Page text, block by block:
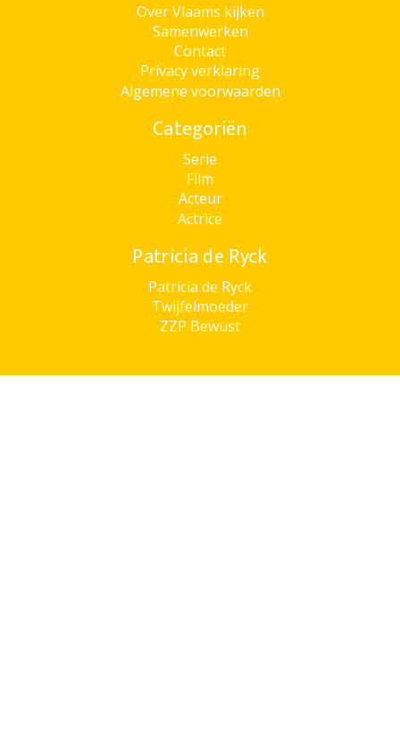
Over Vlaams kijken
Samenwerken
Contact
Privacy verklaring
Algemene voorwaarden
Categoriën
Serie
Film
Acteur
Actrice
Patricia de Ryck
Patricia de Ryck
Twijfelmoeder
ZZP Bewust